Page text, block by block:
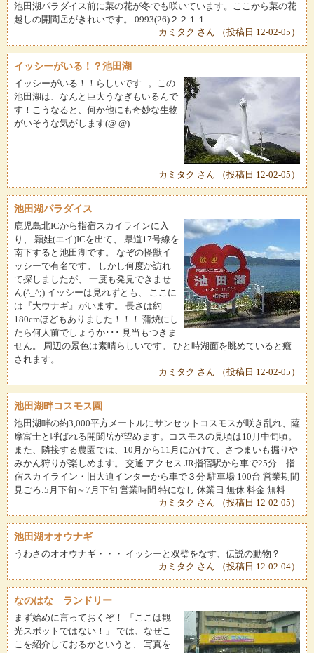
池田湖パラダイス前に菜の花が冬でも咲いています。ここから菜の花
越しの開聞岳がきれいです。 0993(26)２２１１
カミタク さん （投稿日 12-02-05）
イッシーがいる！？池田湖
イッシーがいる！！らしいです...。この
池田湖は、なんと巨大うなぎもいるんで
す！こうなると、何か他にも奇妙な生物
がいそうな気がします(@.@)
カミタク さん （投稿日 12-02-05）
池田湖パラダイス
鹿児島北ICから指宿スカイラインに入
り、 頴娃(エイ)ICを出て、 県道17号線を
南下すると池田湖です。 なぞの怪獣イ
ッシーで有名です。 しかし何度か訪れ
て探しましたが、 一度も発見できませ
ん(^_^;) イッシーは見れずとも、 ここに
は『大ウナギ』がいます。 長さは約
180cmほどもありました！！！ 蒲焼にし
たら何人前でしょうか･･･ 見当もつきま
せん。 周辺の景色は素晴らしいです。 ひと時湖面を眺めていると癒
されます。
カミタク さん （投稿日 12-02-05）
池田湖畔コスモス園
池田湖畔の約3,000平方メートルにサンセットコスモスが咲き乱れ、薩
摩富士と呼ばれる開聞岳が望めます。コスモスの見頃は10月中旬頃。
また、隣接する農園では、10月から11月にかけて、さつまいも掘りや
みかん狩りが楽しめます。 交通 アクセス JR指宿駅から車で25分 指
宿スカイライン・旧大迫インターから車で３分 駐車場 100台 営業期間
見ごろ:5月下旬～7月下旬 営業時間 特になし 休業日 無休 料金 無料
カミタク さん （投稿日 12-02-05）
池田湖オオウナギ
うわさのオオウナギ・・・ イッシーと双璧をなす、伝説の動物？
カミタク さん （投稿日 12-02-04）
なのはな ランドリー
まず始めに言っておくぞ！ 「ここは観
光スポットではない！」 では、なぜこ
こを紹介しておるかというと、 写真を